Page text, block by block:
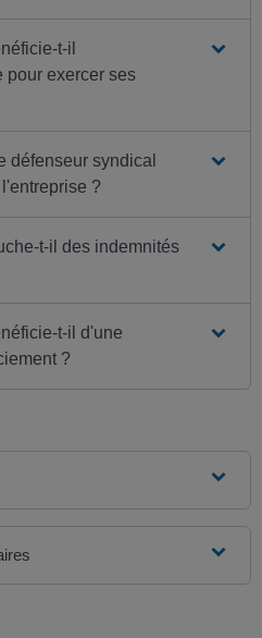
t-il
pour exercer ses
défenseur syndical
?
t-il des indemnités
t-il d'une
?